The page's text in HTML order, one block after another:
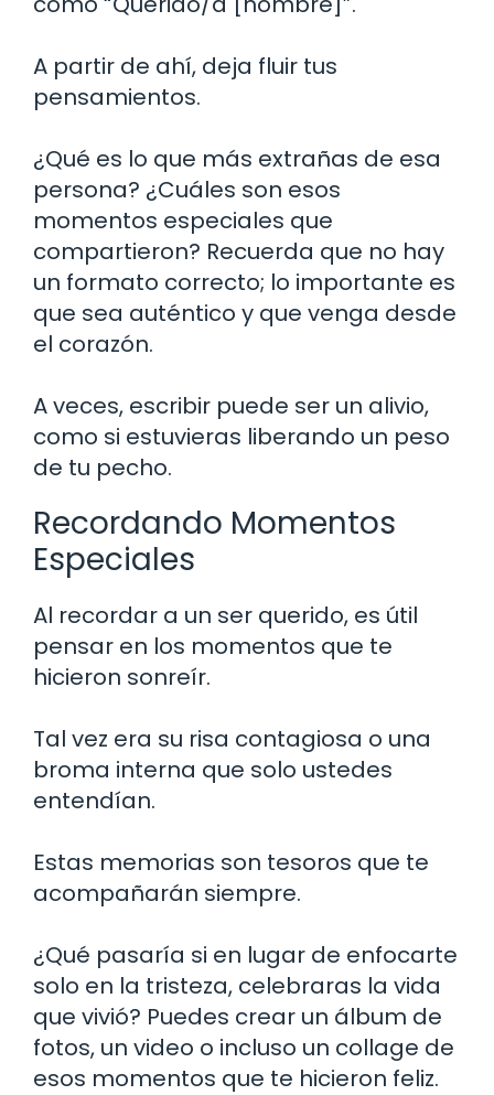
A partir de ahí, deja fluir tus
pensamientos.
¿Qué es lo que más extrañas de esa
persona? ¿Cuáles son esos
momentos especiales que
compartieron? Recuerda que no hay
un formato correcto; lo importante es
que sea auténtico y que venga desde
el corazón.
A veces, escribir puede ser un alivio,
como si estuvieras liberando un peso
de tu pecho.
Recordando Momentos
Especiales
Al recordar a un ser querido, es útil
pensar en los momentos que te
hicieron sonreír.
Tal vez era su risa contagiosa o una
broma interna que solo ustedes
entendían.
Estas memorias son tesoros que te
acompañarán siempre.
¿Qué pasaría si en lugar de enfocarte
solo en la tristeza, celebraras la vida
que vivió? Puedes crear un álbum de
fotos, un video o incluso un collage de
esos momentos que te hicieron feliz.